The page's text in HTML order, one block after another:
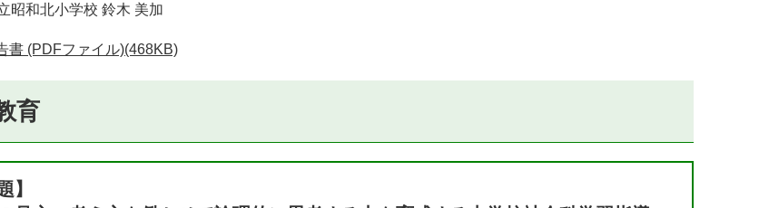
昭和北小学校 鈴木 美加
書 (PDFファイル)(468KB)
育
】